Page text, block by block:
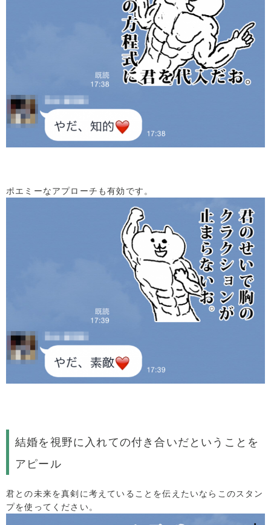
ポエミーなアプローチも有効です。
結婚を視野に入れての付き合いだということを
アピール
君との未来を真剣に考えていることを伝えたいならこのスタン
プを使ってください。